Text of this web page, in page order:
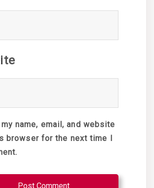
name, email, and website
browser for the next time I